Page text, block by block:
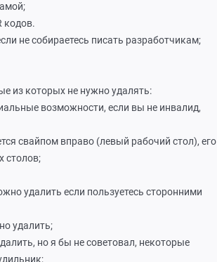
кодов.
не собираетесь писать разработчикам;
из которых не нужно удалять:
возможности, если вы не инвалид,
свайпом вправо (левый рабочий стол), его
столов;
удалить если пользуетесь сторонними
удалить;
но я бы не советовал, некоторые